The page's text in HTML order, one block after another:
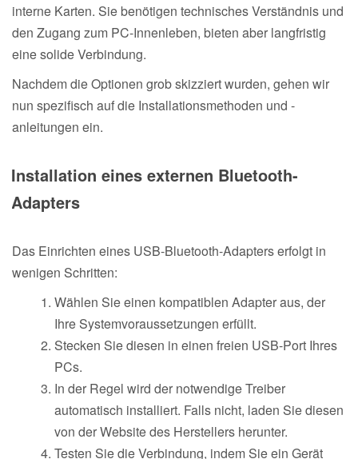
interne Karten. Sie benötigen technisches Verständnis und
den Zugang zum PC-Innenleben, bieten aber langfristig
eine solide Verbindung.
Nachdem die Optionen grob skizziert wurden, gehen wir
nun spezifisch auf die Installationsmethoden und -
anleitungen ein.
Installation eines externen Bluetooth-
Adapters
Das Einrichten eines USB-Bluetooth-Adapters erfolgt in
wenigen Schritten:
Wählen Sie einen kompatiblen Adapter aus, der
Ihre Systemvoraussetzungen erfüllt.
Stecken Sie diesen in einen freien USB-Port Ihres
PCs.
In der Regel wird der notwendige Treiber
automatisch installiert. Falls nicht, laden Sie diesen
von der Website des Herstellers herunter.
Testen Sie die Verbindung, indem Sie ein Gerät